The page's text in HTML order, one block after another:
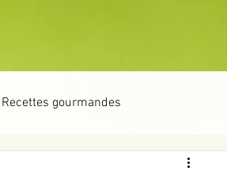
Recettes gourmandes